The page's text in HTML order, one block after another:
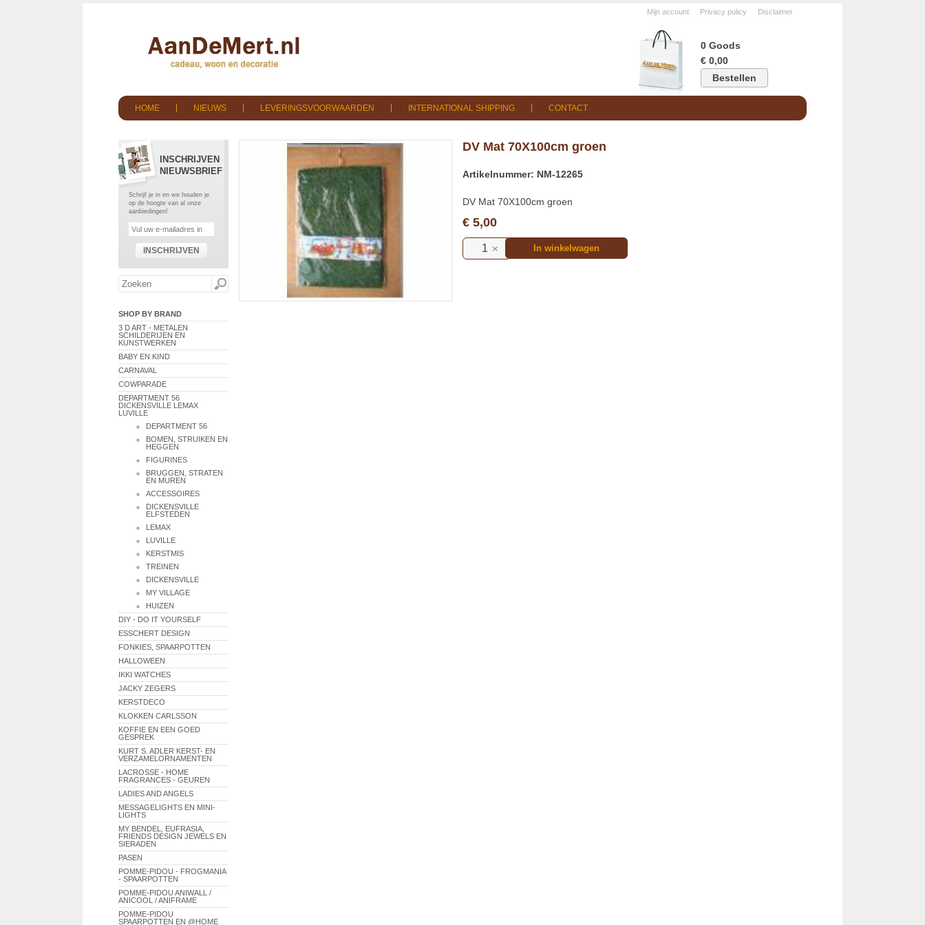
Mijn account Privacy policy Disclaimer
0 Goods
€ 0,00
Bestellen
HOME NIEUWS LEVERINGSVOORWAARDEN INTERNATIONAL SHIPPING CONTACT
INSCHRIJVEN
NIEUWSBRIEF
Schrijf je in en we houden je
op de hoogte van al onze
aanbiedingen!
INSCHRIJVEN
SHOP BY BRAND
3 D ART - METALEN
SCHILDERIJEN EN
KUNSTWERKEN
BABY EN KIND
CARNAVAL
COWPARADE
DEPARTMENT 56
DICKENSVILLE LEMAX
LUVILLE
DEPARTMENT 56
BOMEN, STRUIKEN EN
HEGGEN
FIGURINES
BRUGGEN, STRATEN
EN MUREN
ACCESSOIRES
DICKENSVILLE
ELFSTEDEN
LEMAX
LUVILLE
KERSTMIS
TREINEN
DICKENSVILLE
MY VILLAGE
HUIZEN
DIY - DO IT YOURSELF
ESSCHERT DESIGN
FONKIES, SPAARPOTTEN
HALLOWEEN
IKKI WATCHES
JACKY ZEGERS
KERSTDECO
KLOKKEN CARLSSON
KOFFIE EN EEN GOED
GESPREK
KURT S. ADLER KERST- EN
VERZAMELORNAMENTEN
LACROSSE - HOME
FRAGRANCES - GEUREN
LADIES AND ANGELS
MESSAGELIGHTS EN MINI-
LIGHTS
MY BENDEL, EUFRASIA,
FRIENDS DESIGN JEWELS EN
SIERADEN
PASEN
POMME-PIDOU - FROGMANIA
- SPAARPOTTEN
POMME-PIDOU ANIWALL /
ANICOOL / ANIFRAME
POMME-PIDOU
SPAARPOTTEN EN @HOME
DV Mat 70X100cm groen
Artikelnummer: NM-12265
DV Mat 70X100cm groen
€ 5,00
In winkelwagen